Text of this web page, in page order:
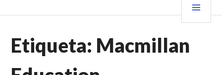
al VENDER+LIBROS NOTICIAS
Etiqueta: Macmillan